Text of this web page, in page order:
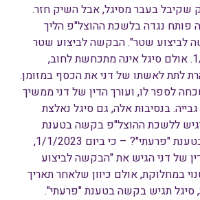
שקיבל בעבר מסיגל, אבל השיק חזר.
פותח נגדה בלשכת ההוצל"פ הליך
לביצוע שטר". הבקשה לביצוע שטר
הוגשה ביום 1/1/2023. אולם סיגל אינה מתכחשת לחוב,
לתת לאשתו של דני את הכסף במזומן.
לספר לו, ועורך הדין של דני ממשיך
בנסיבות אלה, גם סיגל נאלצת
יגיש ללשכת ההוצל"פ בקשה בטענת
פרעתי. מדוע בקשה בטענת "פרעתי"? – כי ביום 1/1/2023,
של דני הגיש את "הבקשה לביצוע
במחלוקת, אולם כיוון שלאחר תאריך
, סיגל תגיש בקשה בטענת "פרעתי".